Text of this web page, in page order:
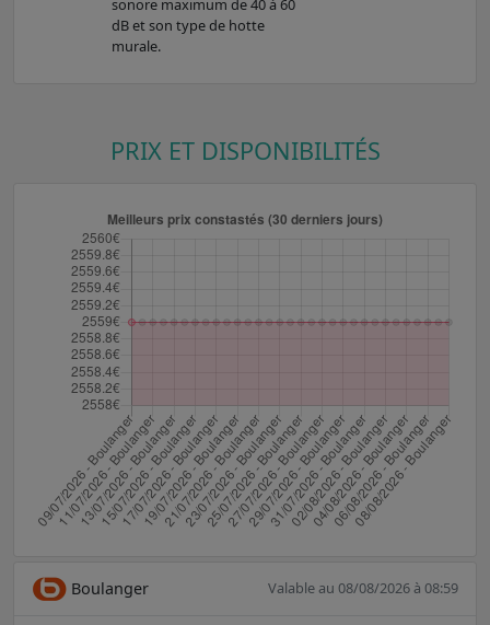
sonore maximum de 40 à 60
dB et son type de hotte
murale.
PRIX ET DISPONIBILITÉS
Boulanger Valable au 08/08/2026 à 08:59